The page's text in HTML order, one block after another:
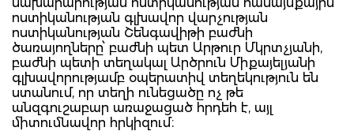
ոստիկանության գլխավոր վարչության
ոստիկանության Շենգավիթի բաժնի
ծառայողները՝ բաժնի պետ Արթուր Մկրտչյանի,
բաժնի պետի տեղակալ Արծրուն Միքայելյանի
գլխավորությամբ օպերատիվ տեղեկություն են
ստանում, որ տեղի ունեցածը ոչ թե
անզգուշաբար առաջացած հրդեհ է, այլ
միտումնավոր հրկիզում։